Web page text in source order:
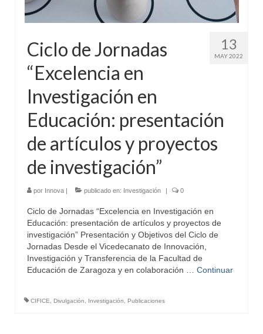
13
MAY 2022
Ciclo de Jornadas
“Excelencia en
Investigación en
Educación: presentación
de artículos y proyectos
de investigación”
por Innova publicado en: Investigación 0
Ciclo de Jornadas “Excelencia en Investigación en
Educación: presentación de artículos y proyectos de
investigación” Presentación y Objetivos del Ciclo de
Jornadas Desde el Vicedecanato de Innovación,
Investigación y Transferencia de la Facultad de
Educación de Zaragoza y en colaboración … Continuar
CIFICE, Divulgación, Investigación, Publicaciones